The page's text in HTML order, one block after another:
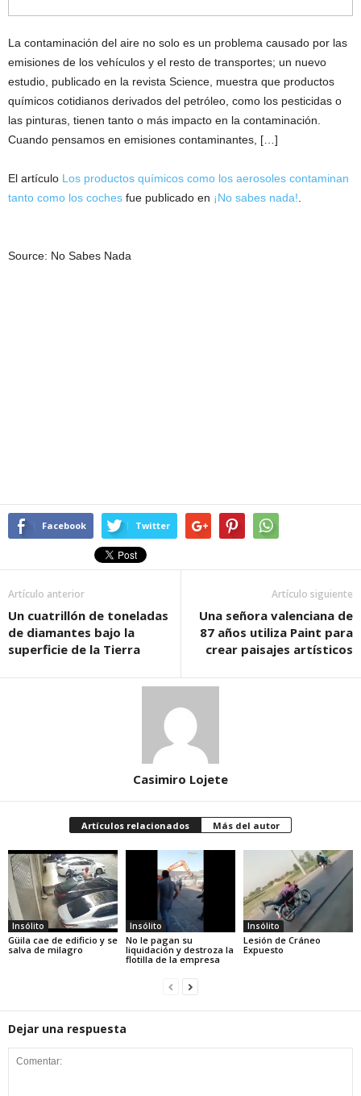
La contaminación del aire no solo es un problema causado por las
emisiones de los vehículos y el resto de transportes; un nuevo
estudio, publicado en la revista Science, muestra que productos
químicos cotidianos derivados del petróleo, como los pesticidas o
las pinturas, tienen tanto o más impacto en la contaminación.
Cuando pensamos en emisiones contaminantes, […]
El artículo Los productos químicos como los aerosoles contaminan
tanto como los coches fue publicado en ¡No sabes nada!
Source: No Sabes Nada
Facebook Twitter
Artículo anterior
Un cuatrillón de toneladas
de diamantes bajo la
superficie de la Tierra
Artículo siguiente
Una señora valenciana de
87 años utiliza Paint para
crear paisajes artísticos
Casimiro Lojete
Artículos relacionados Más del autor
Insólito
Güila cae de edificio y se
salva de milagro
Insólito
No le pagan su
liquidación y destroza la
flotilla de la empresa
Insólito
Lesión de Cráneo
Expuesto
Dejar una respuesta